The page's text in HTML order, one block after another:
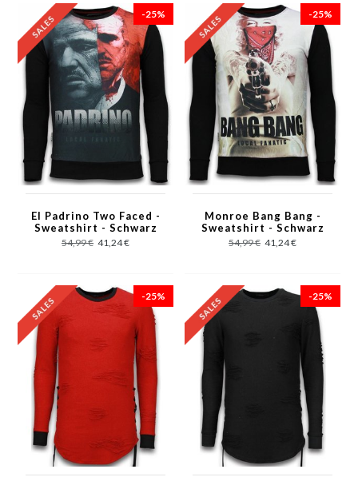
-25%
El Padrino Two Faced -
Sweatshirt - Schwarz
54,99 € 41,24 €
-25%
Monroe Bang Bang -
Sweatshirt - Schwarz
54,99 € 41,24 €
-25% -25%